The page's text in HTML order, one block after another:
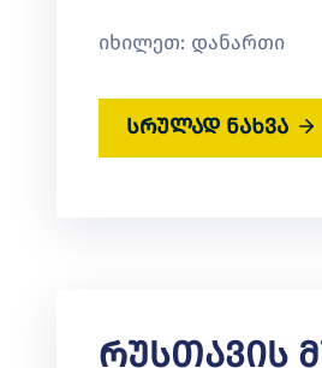
იხილეთ: დანართი
სრულად ნახვა
Რუსთავის